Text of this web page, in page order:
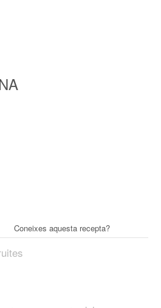
Coneixes aquesta recepta?